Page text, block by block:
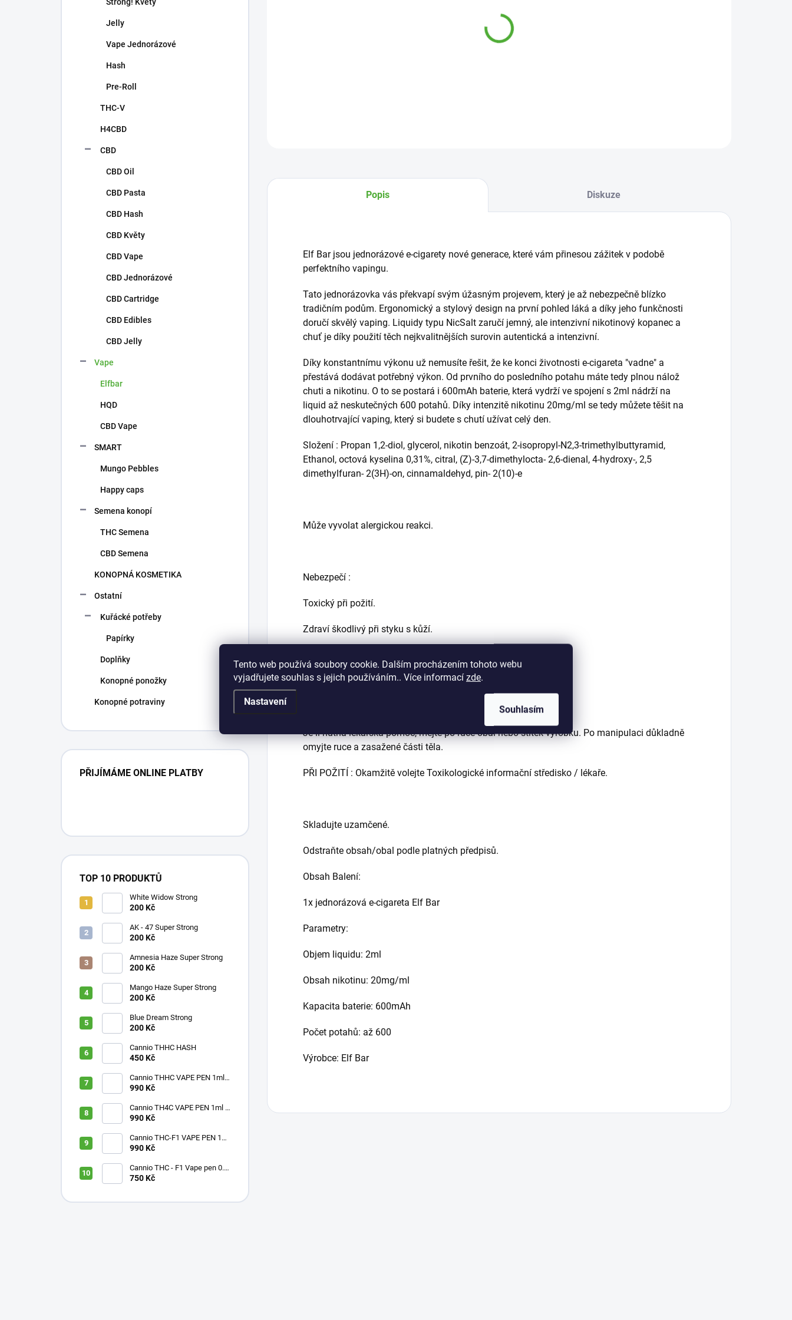
Tento web používá soubory cookie. Dalším procházením tohoto webu
vyjadřujete souhlas s jejich používáním.. Více informací zde.
Nastavení
Souhlasím
Jelly
Vape Jednorázové
Hash
Pre-Roll
THC-V
H4CBD
CBD
CBD Oil
CBD Pasta
CBD Hash
CBD Květy
CBD Vape
CBD Jednorázové
CBD Cartridge
CBD Edibles
CBD Jelly
Vape
Elfbar
HQD
CBD Vape
SMART
Mungo Pebbles
Happy caps
Semena konopí
THC Semena
CBD Semena
KONOPNÁ KOSMETIKA
Ostatní
Kuřácké potřeby
Papírky
Doplňky
Konopné ponožky
Konopné potraviny
PŘIJÍMÁME ONLINE PLATBY
TOP 10 PRODUKTŮ
White Widow Strong
200 Kč
AK - 47 Super Strong
200 Kč
Amnesia Haze Super Strong
200 Kč
Mango Haze Super Strong
200 Kč
Blue Dream Strong
200 Kč
Cannio THHC HASH
450 Kč
Cannio THHC VAPE PEN 1ml
– BANGER
990 Kč
Cannio TH4C VAPE PEN 1ml –
Blackberry
990 Kč
Cannio THC-F1 VAPE PEN 1ml
– Grape
990 Kč
Cannio THC - F1 Vape pen 0.5
ml Raspberry
750 Kč
DETAILNÍ INFORMACE
Popis Diskuze
Elf Bar jsou jednorázové e-cigarety nové generace, které vám přinesou zážitek v podobě
perfektního vapingu.
Tato jednorázovka vás překvapí svým úžasným projevem, který je až nebezpečně blízko
tradičním podům. Ergonomický a stylový design na první pohled láká a díky jeho funkčnosti
doručí skvělý vaping. Liquidy typu NicSalt zaručí jemný, ale intenzivní nikotinový kopanec a
chuť je díky použití těch nejkvalitnějších surovin autentická a intenzivní.
Díky konstantnímu výkonu už nemusíte řešit, že ke konci životnosti e-cigareta "vadne" a
přestává dodávat potřebný výkon. Od prvního do posledního potahu máte tedy plnou nálož
chuti a nikotinu. O to se postará i 600mAh baterie, která vydrží ve spojení s 2ml nádrží na
liquid až neskutečných 600 potahů. Díky intenzitě nikotinu 20mg/ml se tedy můžete těšit na
dlouhotrvající vaping, který si budete s chutí užívat celý den.
Složení : Propan 1,2-diol, glycerol, nikotin benzoát, 2-isopropyl-N2,3-trimethylbuttyramid,
Ethanol, octová kyselina 0,31%, citral, (Z)-3,7-dimethylocta- 2,6-dienal, 4-hydroxy-, 2,5
dimethylfuran- 2(3H)-on, cinnamaldehyd, pin- 2(10)-e
Může vyvolat alergickou reakci.
Nebezpečí :
Toxický při požití.
Zdraví škodlivý při styku s kůží.
Je-li nutná lékařská pomoc, mějte po ruce obal nebo štítek výrobku. Po manipulaci důkladně
omyjte ruce a zasažené části těla.
PŘI POŽITÍ : Okamžitě volejte Toxikologické informační středisko / lékaře.
Skladujte uzamčené.
Odstraňte obsah/obal podle platných předpisů.
Obsah Balení:
1x jednorázová e-cigareta Elf Bar
Parametry:
Objem liquidu: 2ml
Obsah nikotinu: 20mg/ml
Kapacita baterie: 600mAh
Počet potahů: až 600
Výrobce: Elf Bar